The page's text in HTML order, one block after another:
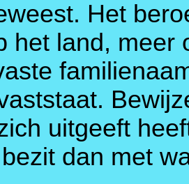
Het
het land, meer
uitgeeft
dan met